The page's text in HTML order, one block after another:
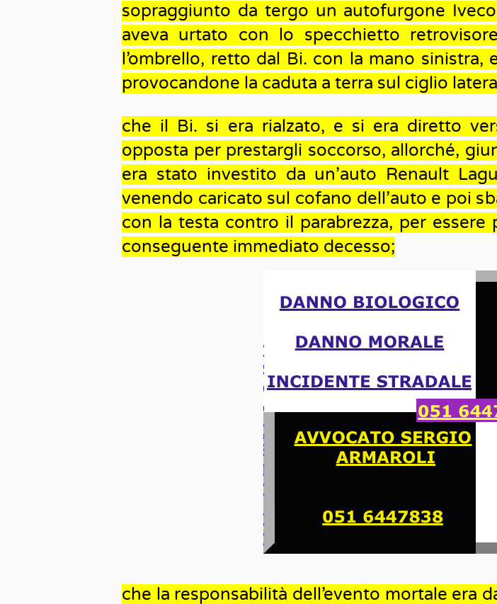
sopraggiunto da tergo un autofurgone
aveva urtato con lo specchietto
l’ombrello, retto dal Bi. con la mano
provocandone la caduta a terra sul ciglio
che il Bi. si era rialzato, e si era diretto
opposta per prestargli soccorso, allorché,
era stato investito da un’auto Renault
venendo caricato sul cofano dell’auto e poi
con la testa contro il parabrezza, per
conseguente immediato decesso;
che la responsabilità dell’evento mortale era